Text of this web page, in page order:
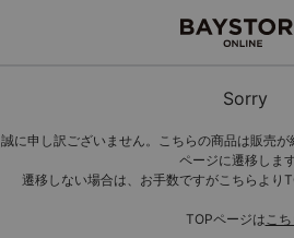
Sorry
誠に申し訳ございません。こちらの商品は販売
ページに遷移します
遷移しない場合は、お手数ですがこちらより
TOPページはこち